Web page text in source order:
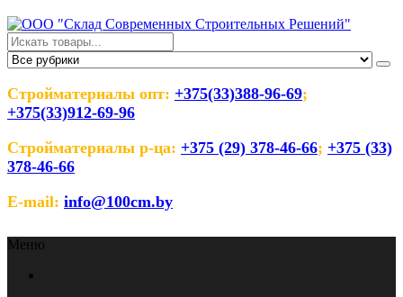
Перейти
к
содержимому
ООО "Склад Современных
Строительных Решений"
Оптовый магазин строительных материалов
Стройматериалы опт: +375(33)388-96-69;
+375(33)912-69-96
Стройматериалы р-ца: +375 (29) 378-46-66; +375 (33)
378-46-66
E-mail: info@100cm.by
Меню